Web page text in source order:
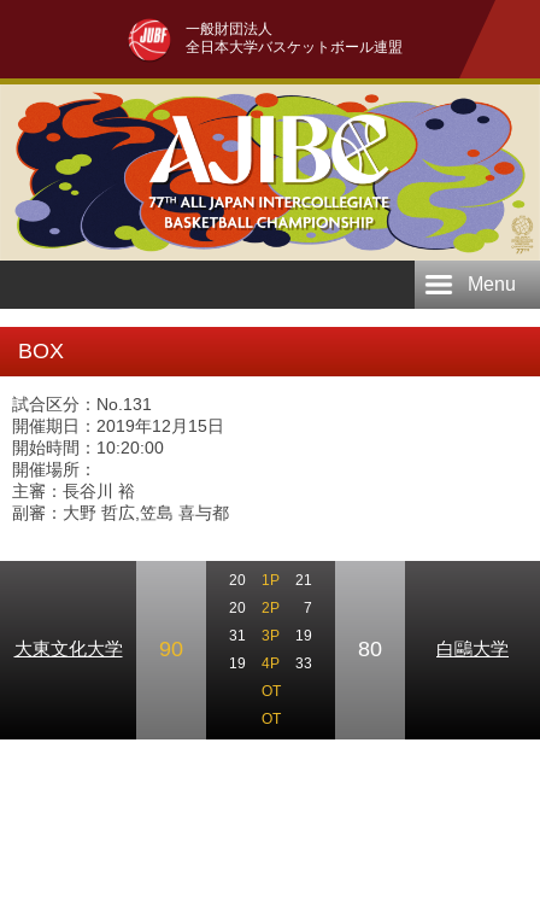
一般財団法人
全日本大学バスケットボール連盟
Menu
BOX
試合区分：No.131
開催期日：2019年12月15日
開始時間：10:20:00
開催場所：
主審：長谷川 裕
副審：大野 哲広,笠島 喜与都
大東文化大学 90
20 1P
21
20
2P
7
31
3P
19
19
4P
33
OT
OT
80 白鷗大学